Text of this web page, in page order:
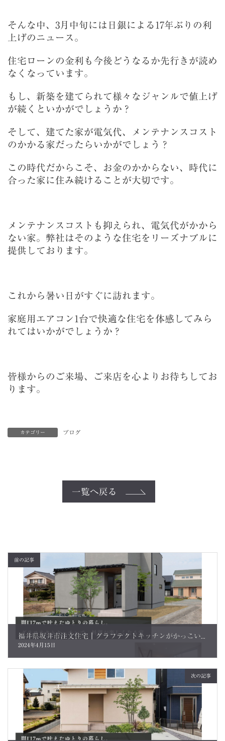
そんな中、3月中旬には日銀による17年ぶりの利
上げのニュース。
住宅ローンの金利も今後どうなるか先行きが読め
なくなっています。
もし、新築を建てられて様々なジャンルで値上げ
が続くといかがでしょうか？
そして、建てた家が電気代、メンテナンスコスト
のかかる家だったらいかがでしょう？
この時代だからこそ、お金のかからない、時代に
合った家に住み続けることが大切です。
メンテナンスコストも抑えられ、電気代がかから
ない家。弊社はそのような住宅をリーズナブルに
提供しております。
これから暑い日がすぐに訪れます。
家庭用エアコン1台で快適な住宅を体感してみら
れてはいかがでしょうか？
皆様からのご来場、ご来店を心よりお待ちしてお
ります。
カテゴリー ブログ
一覧へ戻る
前の記事
2024年4月15日
次の記事